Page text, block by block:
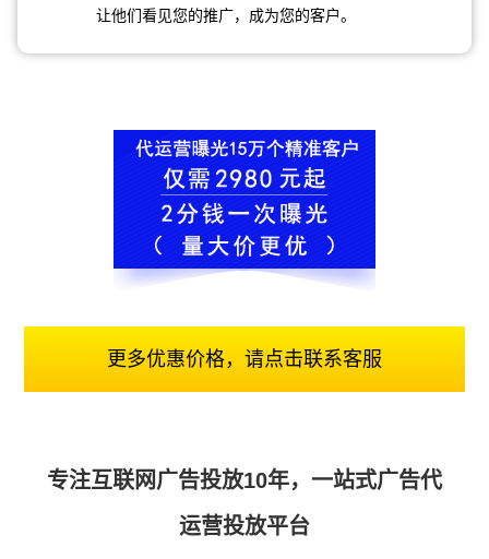
让他们看见您的推广，成为您的客户。
更多优惠价格，请点击联系客服
专注互联网广告投放10年，一站式广告代
运营投放平台